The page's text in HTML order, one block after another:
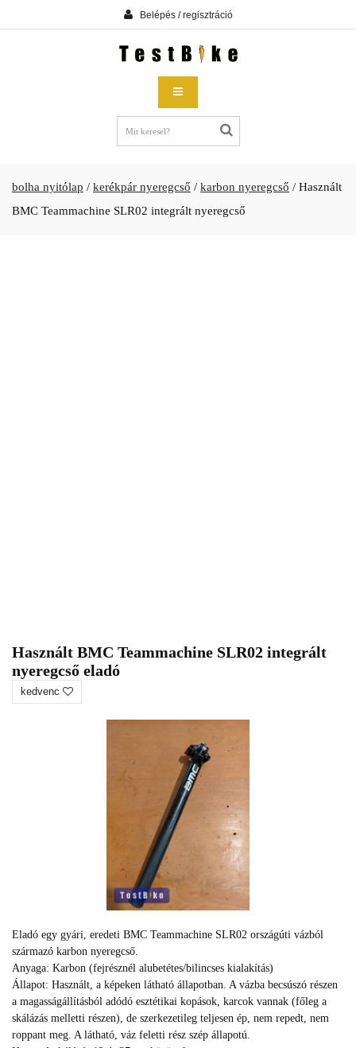
Belépés / regisztráció
bolha nyitólap / kerékpár nyeregcső / karbon nyeregcső / Használt
BMC Teammachine SLR02 integrált nyeregcső
Használt BMC Teammachine SLR02 integrált
nyeregcső eladó
kedvenc
Eladó egy gyári, eredeti BMC Teammachine SLR02 országúti vázból
származó karbon nyeregcső.
Anyaga: Karbon (fejrésznél alubetétes/bilincses kialakítás)
Állapot: Használt, a képeken látható állapotban. A vázba becsúszó részen
a magasságállításból adódó esztétikai kopások, karcok vannak (főleg a
skálázás melletti részen), de szerkezetileg teljesen ép, nem repedt, nem
roppant meg. A látható, váz feletti rész szép állapotú.